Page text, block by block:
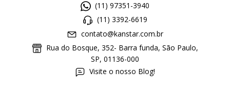
(11) 97351-3940
(11) 3392-6619
contato@kanstar.com.br
Rua do Bosque, 352- Barra funda, São Paulo,
SP, 01136-000
Visite o nosso Blog!